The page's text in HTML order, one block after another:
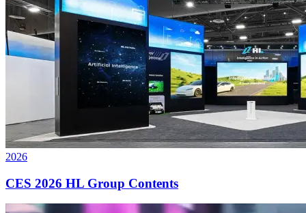
2026
CES 2026 HL Group Contents